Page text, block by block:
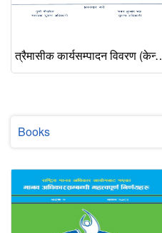
त्रैमासीक कार्यसम्पादन विवरण
Books